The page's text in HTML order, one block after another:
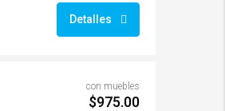
Detalles
con muebles
$975.00